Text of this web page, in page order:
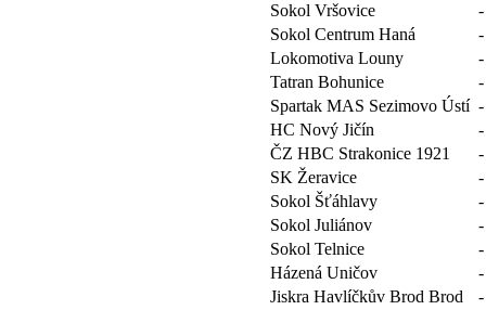
Sokol Vršovice
Sokol Centrum Haná
Lokomotiva Louny
Tatran Bohunice
Spartak MAS Sezimovo Ústí
HC Nový Jičín
ČZ HBC Strakonice 1921
SK Žeravice
Sokol Šťáhlavy
Sokol Juliánov
Sokol Telnice
Házená Uničov
Jiskra Havlíčkův Brod Brod